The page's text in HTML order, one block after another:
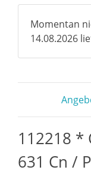
Momentan
14.08.2026
112218 *
631 Cn /